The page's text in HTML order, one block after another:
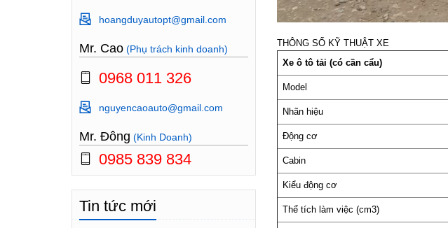
hoangduyautopt@gmail.com
Mr. Cao (Phụ trách kinh doanh)
0968 011 326
nguyencaoauto@gmail.com
Mr. Đông (Kinh Doanh)
0985 839 834
Tin tức mới
THÔNG SỐ KỸ THUẬT XE
Xe ô tô tải (có cần cẩu)
Model
Nhãn hiệu
Động cơ
Cabin
Kiểu động cơ
Thể tích làm việc (cm3)